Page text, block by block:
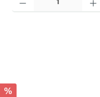
%